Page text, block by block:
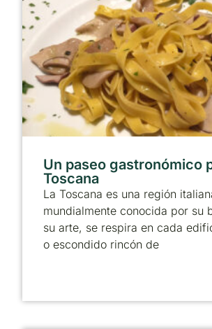
Un paseo gastronómico
Toscana
La Toscana es una región
mundialmente conocida por su
su arte, se respira en cada
o escondido rincón de